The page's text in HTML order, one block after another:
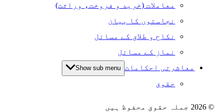
معاملات (خرید و فروخت، وراثت)
نجاستوں کا بیان
نکاح و طلاق کے مسائل
نماز کے مسائل
معاشرتی احکامات Show sub menu
حقوق
© 2026 جملہ حقوق محفوظ ہیں